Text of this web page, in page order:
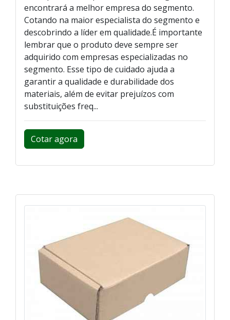
encontrará a melhor empresa do segmento.
Cotando na maior especialista do segmento e
descobrindo a líder em qualidade.É importante
lembrar que o produto deve sempre ser
adquirido com empresas especializadas no
segmento. Esse tipo de cuidado ajuda a
garantir a qualidade e durabilidade dos
materiais, além de evitar prejuízos com
substituições freq...
Cotar agora